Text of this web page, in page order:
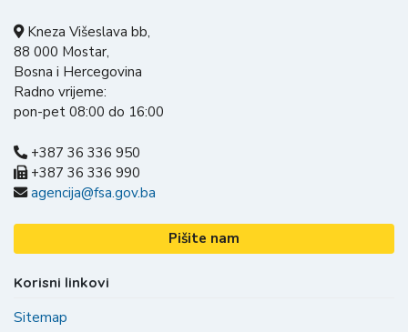
Kneza Višeslava bb,
88 000 Mostar,
Bosna i Hercegovina
Radno vrijeme:
pon-pet 08:00 do 16:00
+387 36 336 950
+387 36 336 990
agencija@fsa.gov.ba
Pišite nam
Korisni linkovi
Sitemap